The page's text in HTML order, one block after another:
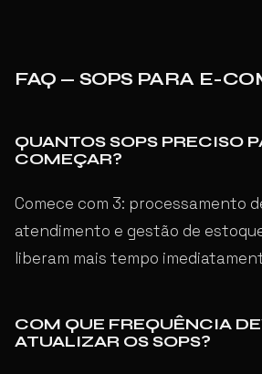
FAQ — SOPS PARA E-
QUANTOS SOPS PRECISO
COMEÇAR?
Comece com 3: processamento
atendimento e gestão de
liberam mais tempo
COM QUE FREQUÊNCIA
ATUALIZAR OS SOPS?